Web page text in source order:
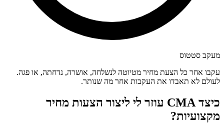
מעקב סטטוס
עקבו אחר כל הצעת מחיר מטיוטה לנשלחה, אושרה, נדחתה, או פגה.
לעולם לא תאבדו את העקבות אחר מה שנותר.
כיצד CMA עוזר לי ליצור הצעות מחיר
מקצועיות?